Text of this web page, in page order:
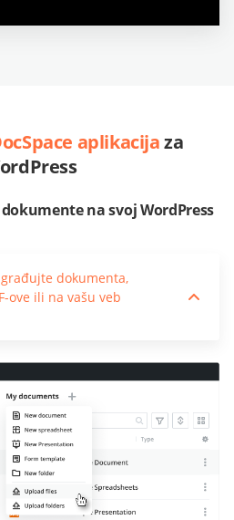
aplikacijaza
na svoj WordPress
dokumenta,
ove ili na vašu veb